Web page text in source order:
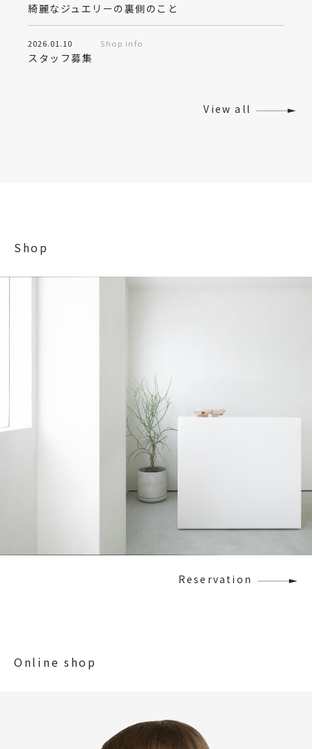
綺麗なジュエリーの裏側のこと
2026.01.10 Shop info
スタッフ募集
View all
Shop
Reservation
Online shop